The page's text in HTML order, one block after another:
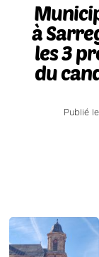
à
les 3
du
Publié